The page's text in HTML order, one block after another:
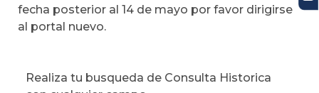
fecha posterior al 14 de mayo por favor dirigirse
al portal nuevo.
Realiza tu busqueda de Consulta Historica